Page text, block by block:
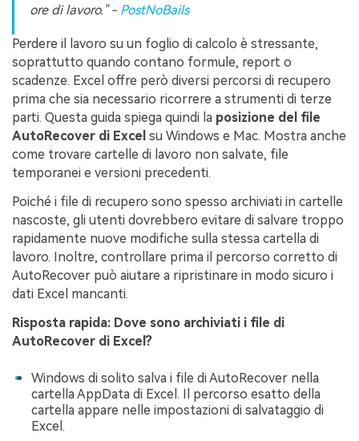
ore di lavoro." - PostNoBails
Perdere il lavoro su un foglio di calcolo è stressante,
soprattutto quando contano formule, report o
scadenze. Excel offre però diversi percorsi di recupero
prima che sia necessario ricorrere a strumenti di terze
parti. Questa guida spiega quindi la posizione del file
AutoRecover di Excel su Windows e Mac. Mostra anche
come trovare cartelle di lavoro non salvate, file
temporanei e versioni precedenti.
Poiché i file di recupero sono spesso archiviati in cartelle
nascoste, gli utenti dovrebbero evitare di salvare troppo
rapidamente nuove modifiche sulla stessa cartella di
lavoro. Inoltre, controllare prima il percorso corretto di
AutoRecover può aiutare a ripristinare in modo sicuro i
dati Excel mancanti.
Risposta rapida: Dove sono archiviati i file di
AutoRecover di Excel?
Windows di solito salva i file di AutoRecover nella
cartella AppData di Excel. Il percorso esatto della
cartella appare nelle impostazioni di salvataggio di
Excel.